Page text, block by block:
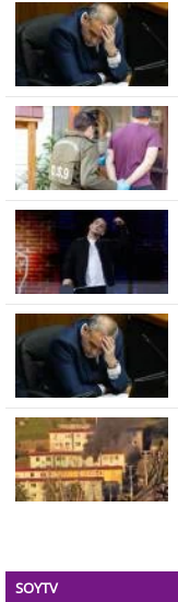
SOYTV